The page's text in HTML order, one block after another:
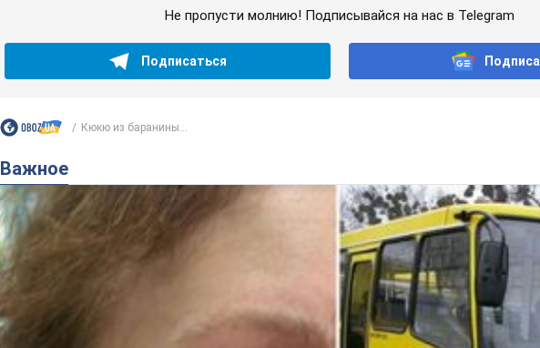
Не пропусти молнию! Подписывайся на нас в Telegram
Подписаться
Кюкю из баранины...
Важное